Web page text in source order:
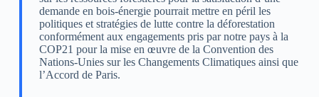
demande en bois-énergie pourrait mettre en péril les
politiques et stratégies de lutte contre la déforestation
conformément aux engagements pris par notre pays à la
COP21 pour la mise en œuvre de la Convention des
Nations-Unies sur les Changements Climatiques ainsi que
l’Accord de Paris.